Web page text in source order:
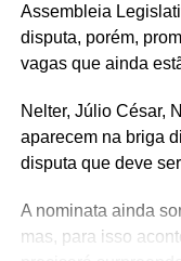
Assembleia
disputa, porém,
vagas que ainda
Nelter, Júlio César,
aparecem na briga
disputa que deve
A nominata ainda
mas, para isso